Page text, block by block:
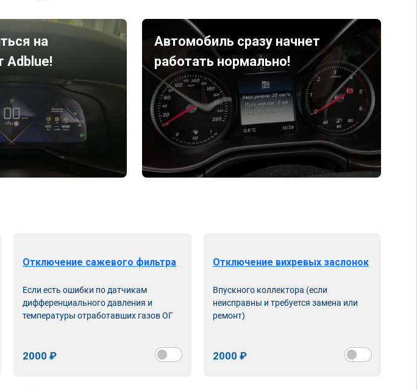
на
Adblue!
Автомобиль сразу начнет
работать нормально!
Отключение сажевого фильтра
Если есть ошибки по датчикам
дифференциального давления и
температуры отработавших газов ОГ
2000 ₽
Отключение вихревых заслонок
Впускного коллектора (если
неисправны и требуется замена или
ремонт)
2000 ₽